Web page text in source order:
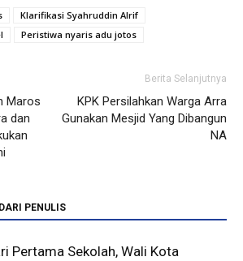
Klarifikasi Syahruddin Alrif
Peristiwa nyaris adu jotos
Maros
dan
Berita Selanjutnya
KPK Persilahkan Warga Arra
Gunakan Mesjid Yang Dibangun
NA
DARI PENULIS
Pertama Sekolah, Wali Kota